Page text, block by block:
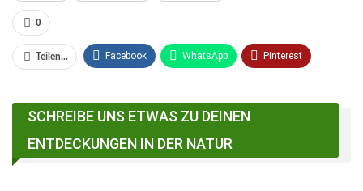
0
Teilen... Facebook WhatsApp Pinterest
Facebook Messenger
SCHREIBE UNS ETWAS ZU DEINEN
ENTDECKUNGEN IN DER NATUR